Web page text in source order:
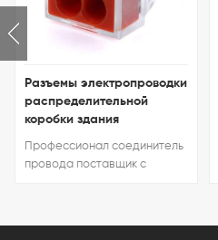
Разъемы электропроводки
распределительной
коробки здания
Профессионал соединитель
провода поставщик с